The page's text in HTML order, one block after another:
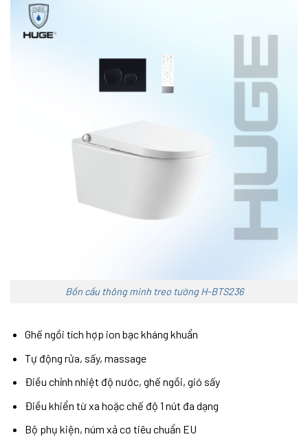
Bồn cầu thông minh treo tường H-BTS236
Ghế ngồi tích hợp ion bạc kháng khuẩn
Tự động rửa, sấy, massage
Điều chỉnh nhiệt độ nước, ghế ngồi, gió sấy
Điều khiển từ xa hoặc chế độ 1 nút đa dạng
Bộ phụ kiện, núm xả cơ tiêu chuẩn EU